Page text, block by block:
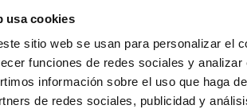
usa cookies
sitio web se usan para personalizar el
funciones de redes sociales y analizar
información sobre el uso que haga
de redes sociales, publicidad y